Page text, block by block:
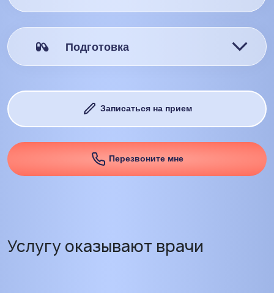
Подготовка
Записаться на прием
Перезвоните мне
Услугу оказывают врачи